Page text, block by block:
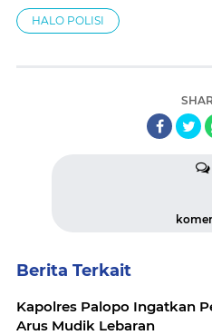
HALO POLISI
Berita Terkait
Kapolres Palopo Ingatkan
Arus Mudik Lebaran